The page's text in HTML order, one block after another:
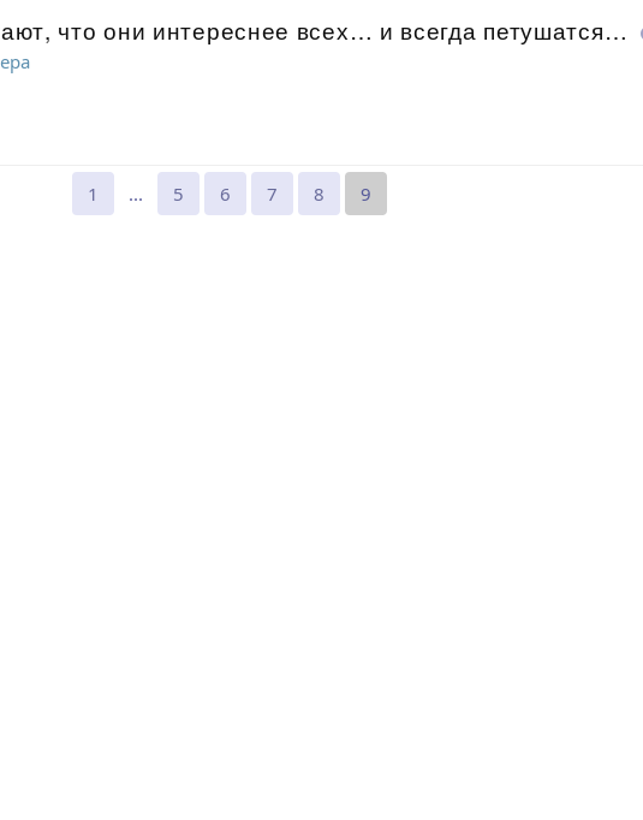
что они интереснее всех… и всегда петушатся…
1 ... 5 6 7 8 9